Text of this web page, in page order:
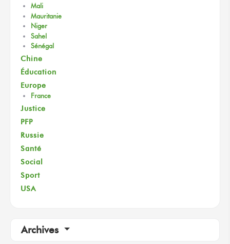
Mali
Mauritanie
Niger
Sahel
Sénégal
Chine
Éducation
Europe
France
Justice
PFP
Russie
Santé
Social
Sport
USA
Archives